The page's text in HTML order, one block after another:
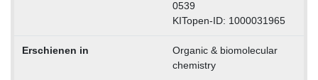
0539
KITopen-ID: 1000031965
Erschienen in
Organic & biomolecular
chemistry